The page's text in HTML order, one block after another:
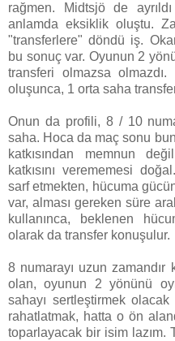
rağmen. Midtsjö de
anlamda eksiklik oluştu.
"transferlere" döndü iş.
bu sonuç var. Oyunun 2
transferi olmazsa olmazdı.
oluşunca, 1 orta saha
Onun da profili, 8 / 10
saha. Hoca da maç sonu
katkısından memnun
katkısını verememesi
sarf etmekten, hücuma
var, alması gereken süre
kullanınca, beklenen
olarak da transfer konuşulur.
8 numarayı uzun
olan, oyunun 2 yönünü
sahayı sertleştirmek
rahatlatmak, hatta o ön
toparlayacak bir isim lazım.